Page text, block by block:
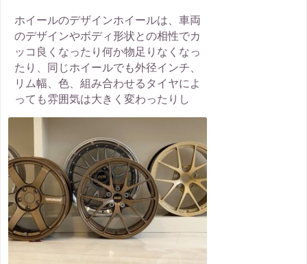
ホイールのデザインホイールは、車両
のデザインやボディ形状との相性でカ
ッコ良くなったり何か物足りなくなっ
たり、同じホイールでも外径インチ、
リム幅、色、組み合わせるタイヤによ
っても雰囲気は大きく変わったりし
thumbnail